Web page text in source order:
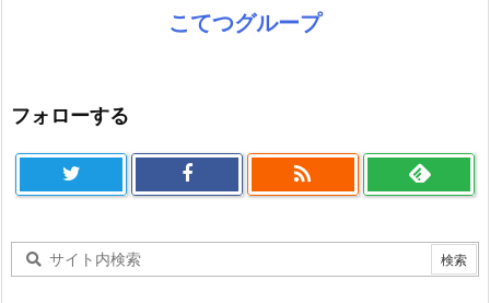
こてつグループ
フォローする
